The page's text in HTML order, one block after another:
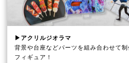
▶アクリルジオラマ
背景や台座などパーツを組み合わせて
フィギュア！